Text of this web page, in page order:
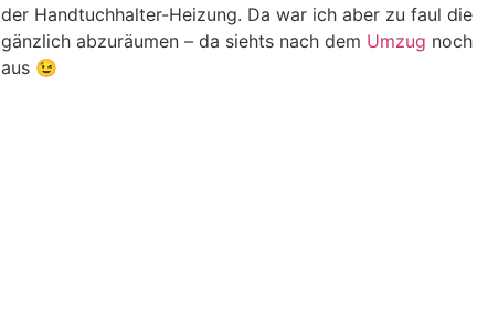
der Handtuchhalter-Heizung. Da war ich aber zu faul
gänzlich abzuräumen – da siehts nach dem Umzug
aus 😉